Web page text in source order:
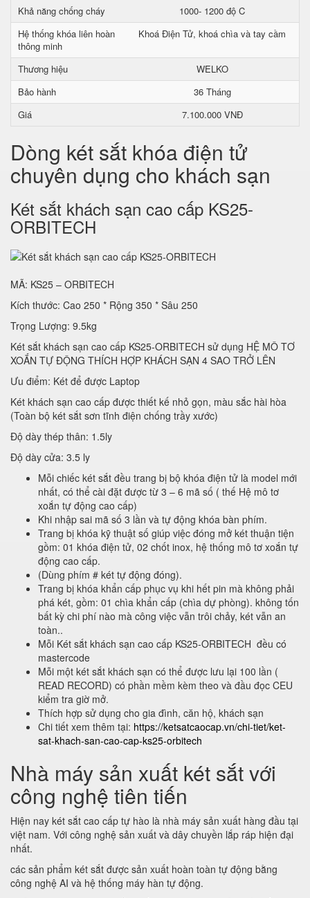
Khả năng chống cháy
1000- 1200 độ C
Hệ thống khóa liên hoàn
thông minh
Khoá Điện Tử, khoá chìa và tay cầm
Thương hiệu
WELKO
Bảo hành
36 Tháng
Giá
7.100.000 VNĐ
Dòng két sắt khóa điện tử
chuyên dụng cho khách sạn
Két sắt khách sạn cao cấp KS25-
ORBITECH
MÃ: KS25 – ORBITECH
Kích thước: Cao 250 * Rộng 350 * Sâu 250
Trọng Lượng: 9.5kg
Két sắt khách sạn cao cấp KS25-ORBITECH sử dụng HỆ MÔ TƠ
XOẮN TỰ ĐỘNG THÍCH HỢP KHÁCH SẠN 4 SAO TRỞ LÊN
Ưu điểm: Két để được Laptop
Két khách sạn cao cấp được thiết kế nhỏ gọn, màu sắc hài hòa
(Toàn bộ két sắt sơn tĩnh điện chống trầy xước)
Độ dày thép thân: 1.5ly
Độ dày cửa: 3.5 ly
Mỗi chiếc két sắt đều trang bị bộ khóa điện tử là model mới
nhất, có thể cài đặt được từ 3 – 6 mã số ( thế Hệ mô tơ
xoắn tự động cao cấp)
Khi nhập sai mã số 3 lần và tự động khóa bàn phím.
Trang bị khóa kỹ thuật số giúp việc đóng mở két thuận tiện
gồm: 01 khóa điện tử, 02 chốt inox, hệ thống mô tơ xoắn tự
động cao cấp.
(Dùng phím # két tự động đóng).
Trang bị khóa khẩn cấp phục vụ khi hết pin mà không phải
phá két, gồm: 01 chìa khẩn cấp (chìa dự phòng). không tốn
bất kỳ chi phí nào mà công việc vẫn trôi chảy, két vẫn an
toàn..
Mỗi Két sắt khách sạn cao cấp KS25-ORBITECH đều có
mastercode
Mỗi một két sắt khách sạn có thể được lưu lại 100 lần (
READ RECORD) có phần mềm kèm theo và đầu đọc CEU
kiểm tra giờ mở.
Thích hợp sử dụng cho gia đình, căn hộ, khách sạn
Chi tiết xem thêm tại: https://ketsatcaocap.vn/chi-tiet/ket-
sat-khach-san-cao-cap-ks25-orbitech
Nhà máy sản xuất két sắt với
công nghệ tiên tiến
Hiện nay két sắt cao cấp tự hào là nhà máy sản xuất hàng đầu tại
việt nam. Với công nghệ sản xuất và dây chuyền lắp ráp hiện đại
nhất.
các sản phẩm két sắt được sản xuất hoàn toàn tự động bằng
công nghệ AI và hệ thống máy hàn tự động.